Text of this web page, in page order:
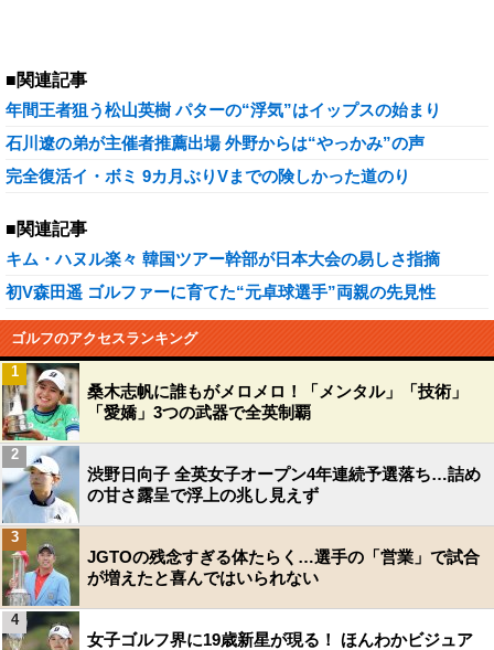
■関連記事
年間王者狙う松山英樹 パターの“浮気”はイップスの始まり
石川遼の弟が主催者推薦出場 外野からは“やっかみ”の声
完全復活イ・ボミ 9カ月ぶりVまでの険しかった道のり
■関連記事
キム・ハヌル楽々 韓国ツアー幹部が日本大会の易しさ指摘
初V森田遥 ゴルファーに育てた“元卓球選手”両親の先見性
ゴルフのアクセスランキング
桑木志帆に誰もがメロメロ！「メンタル」「技術」
「愛嬌」3つの武器で全英制覇
1
渋野日向子 全英女子オープン4年連続予選落ち…詰め
の甘さ露呈で浮上の兆し見えず
2
JGTOの残念すぎる体たらく…選手の「営業」で試合
が増えたと喜んではいられない
3
女子ゴルフ界に19歳新星が現る！ ほんわかビジュア
4